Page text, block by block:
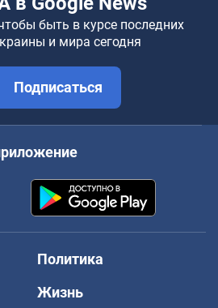
быть в курсе последних
и мира сегодня
Подписаться
Политика
Жизнь